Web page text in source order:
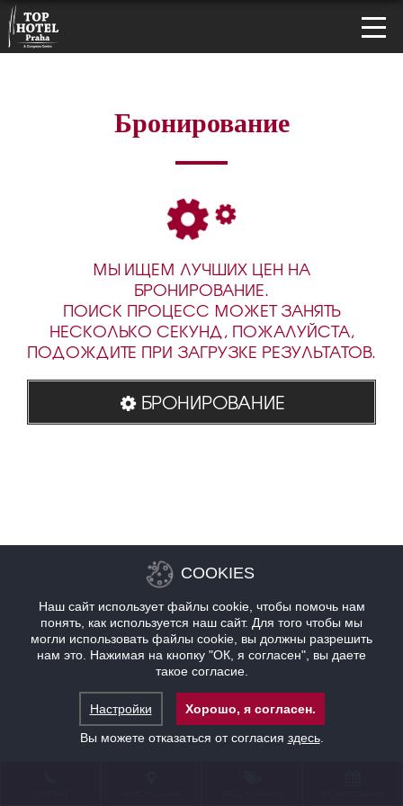
Бронирование
МЫ ИЩЕМ ЛУЧШИХ ЦЕН НА
БРОНИРОВАНИЕ.
ПОИСК ПРОЦЕСС МОЖЕТ ЗАНЯТЬ
НЕСКОЛЬКО СЕКУНД, ПОЖАЛУЙСТА,
ПОДОЖДИТЕ ПРИ ЗАГРУЗКЕ РЕЗУЛЬТАТОВ.
БРОНИРОВАНИЕ
COOKIES
Наш сайт использует файлы cookie, чтобы помочь нам
понять, как используется наш сайт. Для того чтобы мы
могли использовать файлы cookie, вы должны разрешить
нам это. Нажимая на кнопку "ОК, я согласен", вы даете
такое согласие.
Настройки
Хорошо, я согласен.
Вы можете отказаться от согласия здесь.